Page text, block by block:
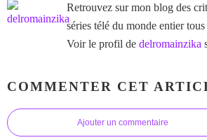
Retrouvez sur mon blog des
séries télé du monde entier
Voir le profil de delromainzika
COMMENTER CET
Ajouter un commentaire